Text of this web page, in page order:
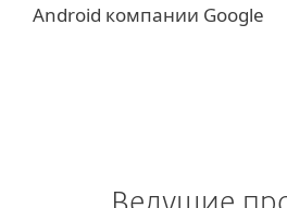
Android компании Google